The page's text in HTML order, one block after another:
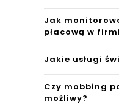
Jak
płacową w
Jakie usługi
Czy mobbing
możliwy?